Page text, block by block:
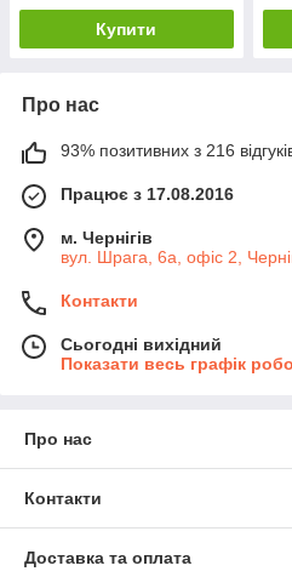
Купити
Про нас
93% позитивних з 216
Працює з 17.08.2016
м. Чернігів
вул. Шрага, 6а, офіс 2,
Контакти
Сьогодні вихідний
Показати весь графік
Про нас
Контакти
Доставка та оплата